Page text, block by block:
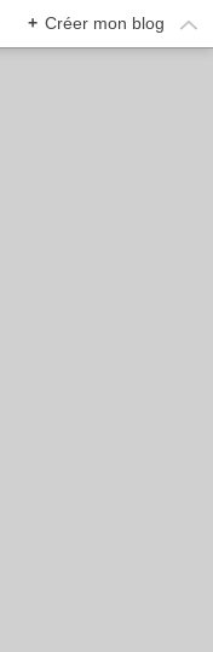
+ Créer mon blog